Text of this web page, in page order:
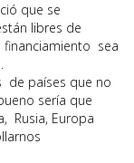
que se
libres de
financiamiento sea
de países que no
sería que
Rusia, Europa